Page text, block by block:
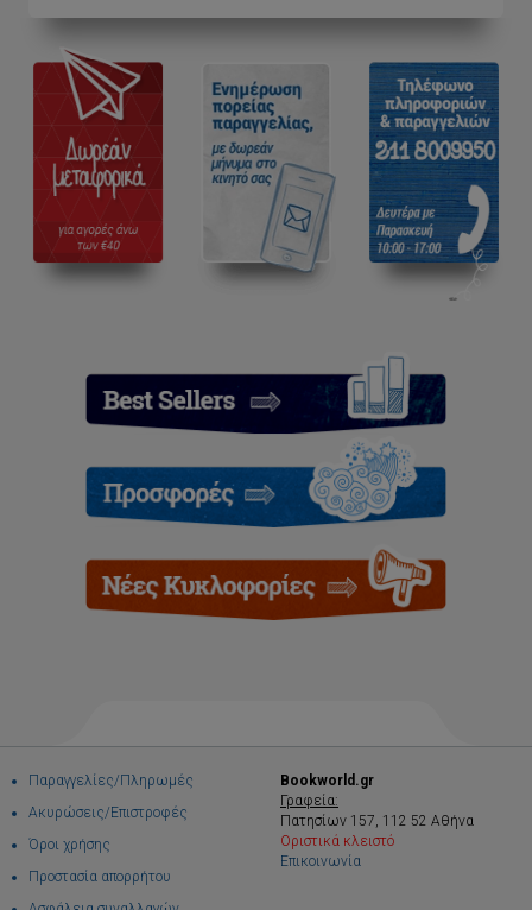
Παραγγελίες/Πληρωμές
Ακυρώσεις/Επιστροφές
Όροι χρήσης
Προστασία απορρήτου
Bookworld.gr
Γραφεία:
Πατησίων 157, 112 52 Αθήνα
Οριστικά κλειστό
Επικοινωνία